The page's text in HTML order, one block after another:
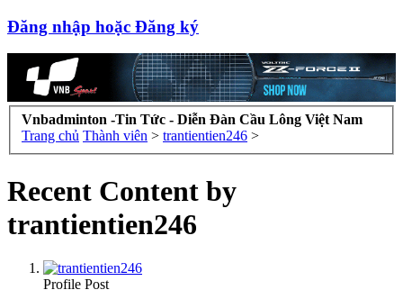
Đăng nhập hoặc Đăng ký
Vnbadminton -Tin Tức - Diễn Đàn Cầu Lông Việt Nam
Trang chủ Thành viên > trantientien246 >
Recent Content by
trantientien246
Profile Post